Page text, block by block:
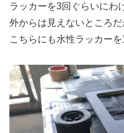
ラッカーを3回ぐらいにわ
外からは見えないところ
こちらにも水性ラッカーを